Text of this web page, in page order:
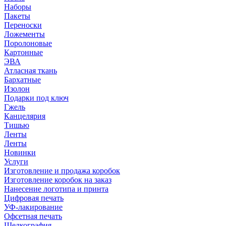
Наборы
Пакеты
Переноски
Ложементы
Поролоновые
Картонные
ЭВА
Атласная ткань
Бархатные
Изолон
Подарки под ключ
Гжель
Канцелярия
Тишью
Ленты
Ленты
Новинки
Услуги
Изготовление и продажа коробок
Изготовление коробок на заказ
Нанесение логотипа и принта
Цифровая печать
УФ-лакирование
Офсетная печать